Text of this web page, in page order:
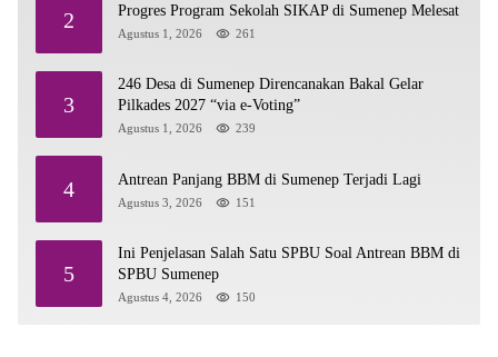
2 Progres Program Sekolah SIKAP di Sumenep Melesat
Agustus 1, 2026 261
3
246 Desa di Sumenep Direncanakan Bakal Gelar
Pilkades 2027 “via e-Voting”
Agustus 1, 2026 239
4 Antrean Panjang BBM di Sumenep Terjadi Lagi
Agustus 3, 2026 151
5
Ini Penjelasan Salah Satu SPBU Soal Antrean BBM di
SPBU Sumenep
Agustus 4, 2026 150